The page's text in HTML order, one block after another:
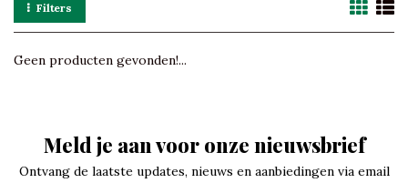
Filters
Geen producten gevonden!...
Meld je aan voor onze nieuwsbrief
Ontvang de laatste updates, nieuws en aanbiedingen via email